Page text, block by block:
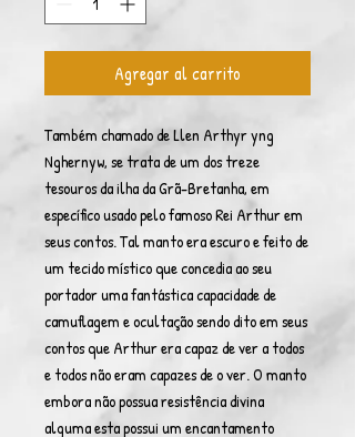
Agregar al carrito
Também chamado de Llen Arthyr yng
Nghernyw, se trata de um dos treze
tesouros da ilha da Grã-Bretanha, em
específico usado pelo famoso Rei Arthur em
seus contos. Tal manto era escuro e feito de
um tecido místico que concedia ao seu
portador uma fantástica capacidade de
camuflagem e ocultação sendo dito em seus
contos que Arthur era capaz de ver a todos
e todos não eram capazes de o ver. O manto
embora não possua resistência divina
alguma esta possui um encantamento